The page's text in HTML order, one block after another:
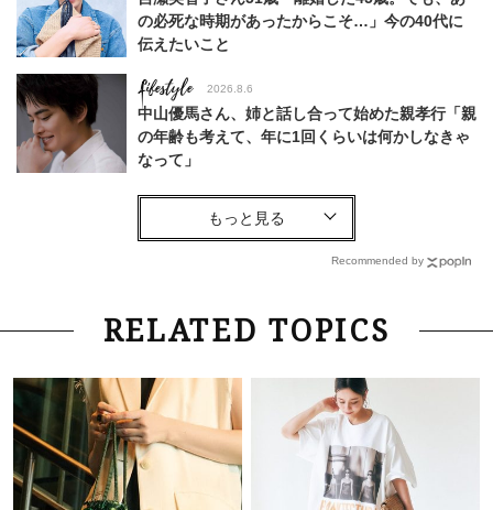
の必死な時期があったからこそ…」今の40代に
伝えたいこと
Lifestyle 2026.8.6
中山優馬さん、姉と話し合って始めた親孝行「親
の年齢も考えて、年に1回くらいは何かしなきゃ
なって」
Lifestyle
「お若いですね」は褒め言葉？“若い＝美しい”と
Lifestyle 2026.8.6
26年夏の【開運アクション】は”ひと拭き”習
は？」
Lifestyle 2026.5.22
梅宮アンナさん 電撃婚から1年、家族の価値観
を育み中「理想の暮らしよりも今の心地よさを選
んだ」
Recommended by
RELATED TOPICS